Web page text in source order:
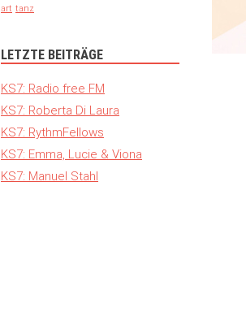
art tanz
LETZTE BEITRÄGE
KS7: Radio free FM
KS7: Roberta Di Laura
KS7: RythmFellows
KS7: Emma, Lucie & Viona
KS7: Manuel Stahl